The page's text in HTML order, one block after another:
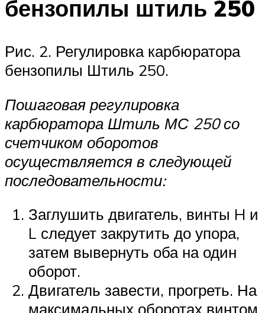
бензопилы штиль 250
Рис. 2. Регулировка карбюратора
бензопилы Штиль 250.
Пошаговая регулировка
карбюратора Штиль МС 250 со
счетчиком оборотов
осуществляется в следующей
последовательности:
Заглушить двигатель, винты H и
L следует закрутить до упора,
затем вывернуть оба на один
оборот.
Двигатель завести, прогреть. На
максимальных оборотах винтом